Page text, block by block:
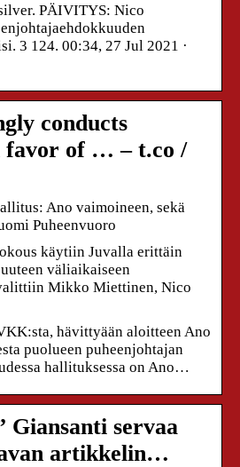
PÄIVITYS: Nico
3 124. 00:34, 27 Jul 2021 ·
conducts
favor of … – t.co /
Ano vaimoineen, sekä
Puheenvuoro
käytiin Juvalla erittäin
väliaikaiseen
Mikko Miettinen, Nico
hävittyään aloitteen Ano
puolueen puheenjohtajan
hallituksessa on Ano…
Giansanti servaa
artikkelin…